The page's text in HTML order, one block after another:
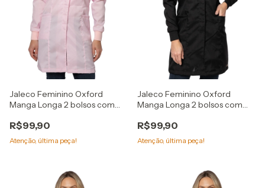
Jaleco Feminino Oxford
Manga Longa 2 bolsos com
R$99,90
Atenção, última peça!
Jaleco Feminino Oxford
Manga Longa 2 bolsos com
R$99,90
Atenção, última peça!